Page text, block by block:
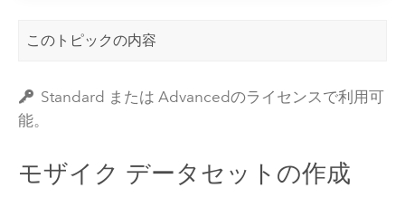
このトピックの内容
Standard または Advancedのライセンスで利用可
能。
モザイク データセットの作成